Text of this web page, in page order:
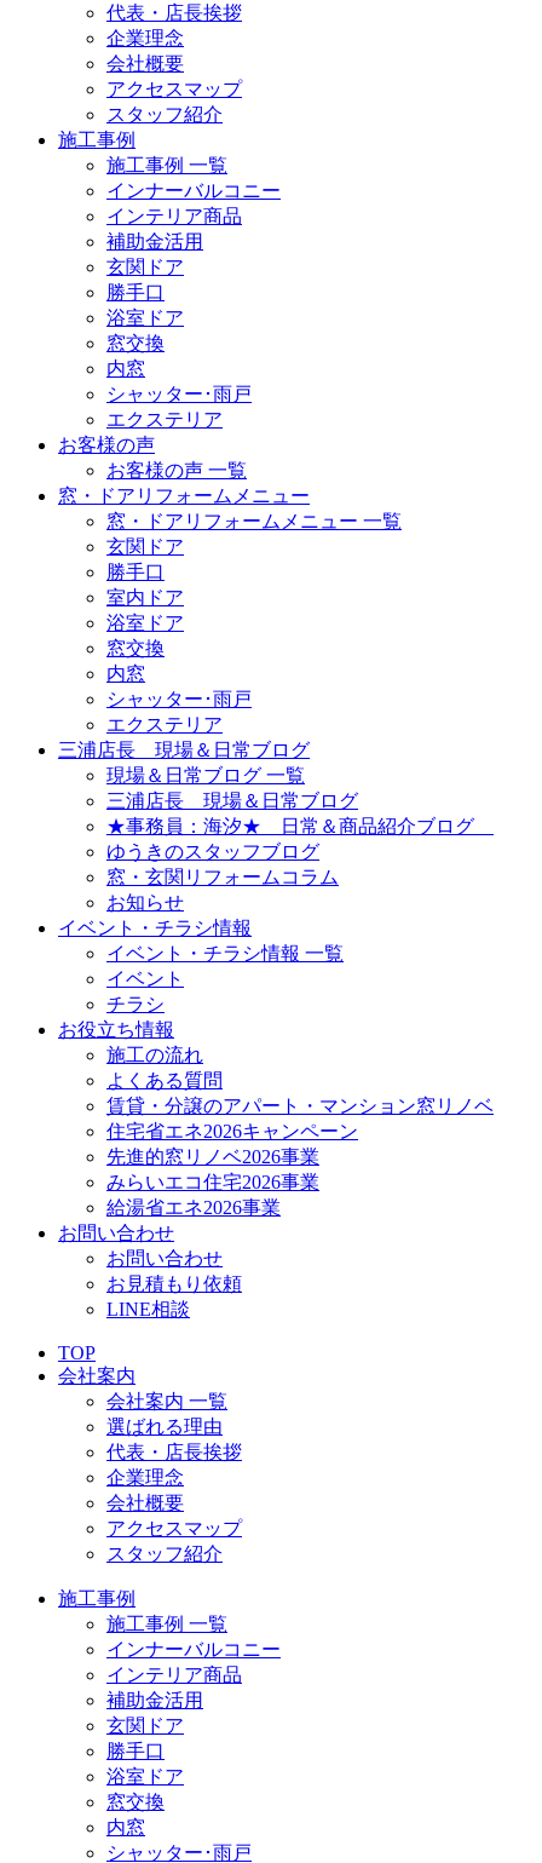
代表・店長挨拶
企業理念
会社概要
アクセスマップ
スタッフ紹介
施工事例
施工事例 一覧
インナーバルコニー
インテリア商品
補助金活用
玄関ドア
勝手口
浴室ドア
窓交換
内窓
シャッター･雨戸
エクステリア
お客様の声
お客様の声 一覧
窓・ドアリフォームメニュー
窓・ドアリフォームメニュー 一覧
玄関ドア
勝手口
室内ドア
浴室ドア
窓交換
内窓
シャッター･雨戸
エクステリア
三浦店長 現場＆日常ブログ
現場＆日常ブログ 一覧
三浦店長 現場＆日常ブログ
★事務員：海汐★ 日常＆商品紹介ブログ
ゆうきのスタッフブログ
窓・玄関リフォームコラム
お知らせ
イベント・チラシ情報
イベント・チラシ情報 一覧
イベント
チラシ
お役立ち情報
施工の流れ
よくある質問
賃貸・分譲のアパート・マンション窓リノベ
住宅省エネ2026キャンペーン
先進的窓リノベ2026事業
みらいエコ住宅2026事業
給湯省エネ2026事業
お問い合わせ
お問い合わせ
お見積もり依頼
LINE相談
TOP
会社案内
会社案内 一覧
選ばれる理由
代表・店長挨拶
企業理念
会社概要
アクセスマップ
スタッフ紹介
施工事例
施工事例 一覧
インナーバルコニー
インテリア商品
補助金活用
玄関ドア
勝手口
浴室ドア
窓交換
内窓
シャッター･雨戸